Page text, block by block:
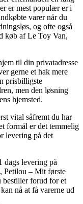
er mest populær er i
varer når du
og ofte også
køb af Le Toy Van,
til din privatadresse
gerne et hak mere
prisbilligste
men den løsning
hjemsted.
vital såfremt du har
formål er det temmelig
levering på det
dags levering på
Petilou – Mit første
bestiller forud for et
nå at få varerne ud